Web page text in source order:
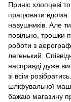
Приніс хлопцеві
працювати вдома.
навушників. Але
повільно, трошки
роботи з
легенький.
насправді дуже
зі всім
шліфувальної
бажаю магазину